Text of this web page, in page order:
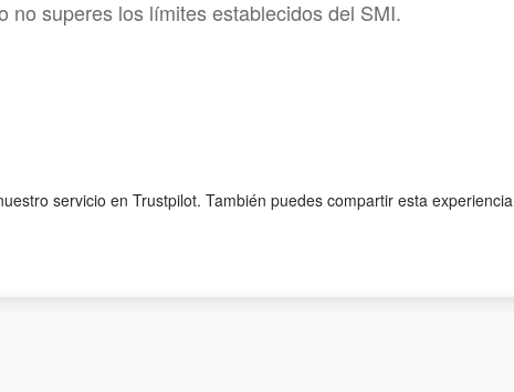
no superes los límites establecidos del SMI.
servicio en Trustpilot. También puedes compartir esta experiencia